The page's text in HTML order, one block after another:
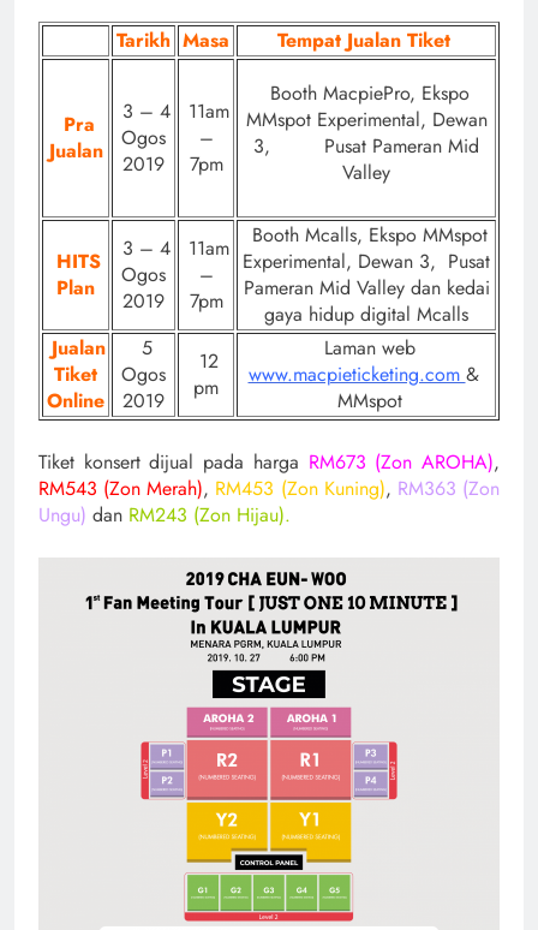
Tarikh Masa Tempat Jualan Tiket
Pra
Jualan
3 – 4
Ogos
2019
11am
–
7pm
Booth MacpiePro, Ekspo
MMspot Experimental, Dewan
3, Pusat Pameran Mid
Valley
HITS
Plan
3 – 4
Ogos
2019
11am
–
7pm
Booth Mcalls, Ekspo MMspot
Experimental, Dewan 3, Pusat
Pameran Mid Valley dan kedai
gaya hidup digital Mcalls
Jualan
Tiket
Online
5
Ogos
2019
12
pm
Laman web
www.macpieticketing.com &
MMspot
Tiket konsert dijual pada harga RM673 (Zon AROHA),
RM543 (Zon Merah), RM453 (Zon Kuning), RM363 (Zon
Ungu) dan RM243 (Zon Hijau).